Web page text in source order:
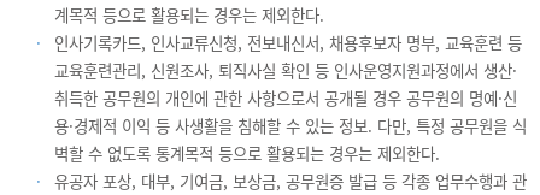
계목적 등으로 활용되는 경우는 제외한다.
인사기록카드, 인사교류신청, 전보내신서, 채용후보자 명부, 교육훈련 등
교육훈련관리, 신원조사, 퇴직사실 확인 등 인사운영지원과정에서 생산·
취득한 공무원의 개인에 관한 사항으로서 공개될 경우 공무원의 명예·신
용·경제적 이익 등 사생활을 침해할 수 있는 정보. 다만, 특정 공무원을 식
벽할 수 없도록 통계목적 등으로 활용되는 경우는 제외한다.
유공자 포상, 대부, 기여금, 보상금, 공무원증 발급 등 각종 업무수행과 관